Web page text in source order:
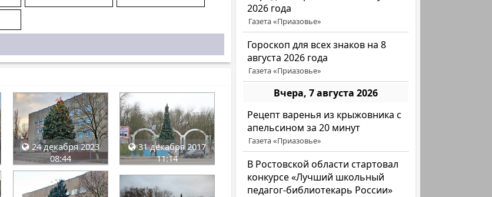
2026 года
Газета «Приазовье»
Гороскоп для всех знаков на 8
августа 2026 года
Газета «Приазовье»
Вчера, 7 августа 2026
Рецепт варенья из крыжовника с
апельсином за 20 минут
Газета «Приазовье»
В Ростовской области стартовал
конкурсе «Лучший школьный
педагог-библиотекарь России»
24 декабря 2023
08:44
31 декабря 2017
11:14